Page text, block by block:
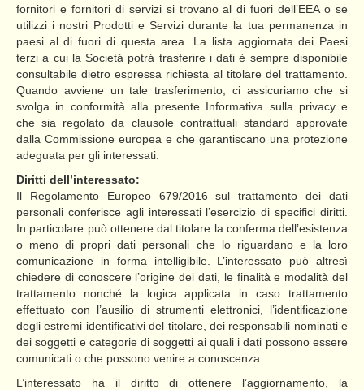
fornitori e fornitori di servizi si trovano al di fuori dell’EEA o se
utilizzi i nostri Prodotti e Servizi durante la tua permanenza in
paesi al di fuori di questa area. La lista aggiornata dei Paesi
terzi a cui la Societá potrá trasferire i dati è sempre disponibile
consultabile dietro espressa richiesta al titolare del trattamento.
Quando avviene un tale trasferimento, ci assicuriamo che si
svolga in conformità alla presente Informativa sulla privacy e
che sia regolato da clausole contrattuali standard approvate
dalla Commissione europea e che garantiscano una protezione
adeguata per gli interessati.
Diritti dell’interessato:
Il Regolamento Europeo 679/2016 sul trattamento dei dati
personali conferisce agli interessati l’esercizio di specifici diritti.
In particolare può ottenere dal titolare la conferma dell’esistenza
o meno di propri dati personali che lo riguardano e la loro
comunicazione in forma intelligibile. L’interessato può altresì
chiedere di conoscere l’origine dei dati, le finalità e modalità del
trattamento nonché la logica applicata in caso trattamento
effettuato con l’ausilio di strumenti elettronici, l’identificazione
degli estremi identificativi del titolare, dei responsabili nominati e
dei soggetti e categorie di soggetti ai quali i dati possono essere
comunicati o che possono venire a conoscenza.
L’interessato ha il diritto di ottenere l’aggiornamento, la